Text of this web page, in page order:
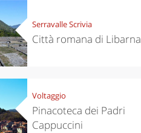
Serravalle Scrivia
Città romana di Libarna
Voltaggio
Pinacoteca dei Padri
Cappuccini